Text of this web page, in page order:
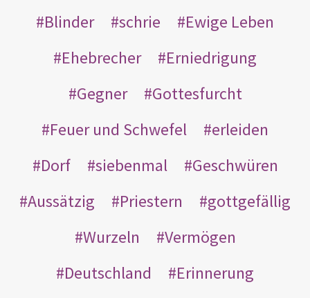
Blinder
schrie
Ewige Leben
Ehebrecher
Erniedrigung
Gegner
Gottesfurcht
Feuer und Schwefel
erleiden
Dorf
siebenmal
Geschwüren
Aussätzig
Priestern
gottgefällig
Wurzeln
Vermögen
Deutschland
Erinnerung